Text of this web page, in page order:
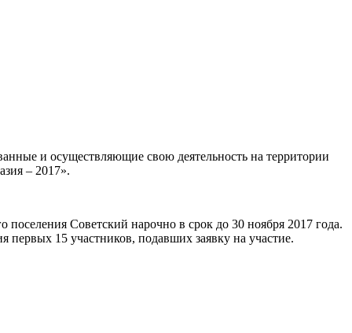
и осуществляющие свою деятельность на территории
– 2017».
Советский нарочно в срок до 30 ноября 2017 года.
первых 15 участников, подавших заявку на участие.